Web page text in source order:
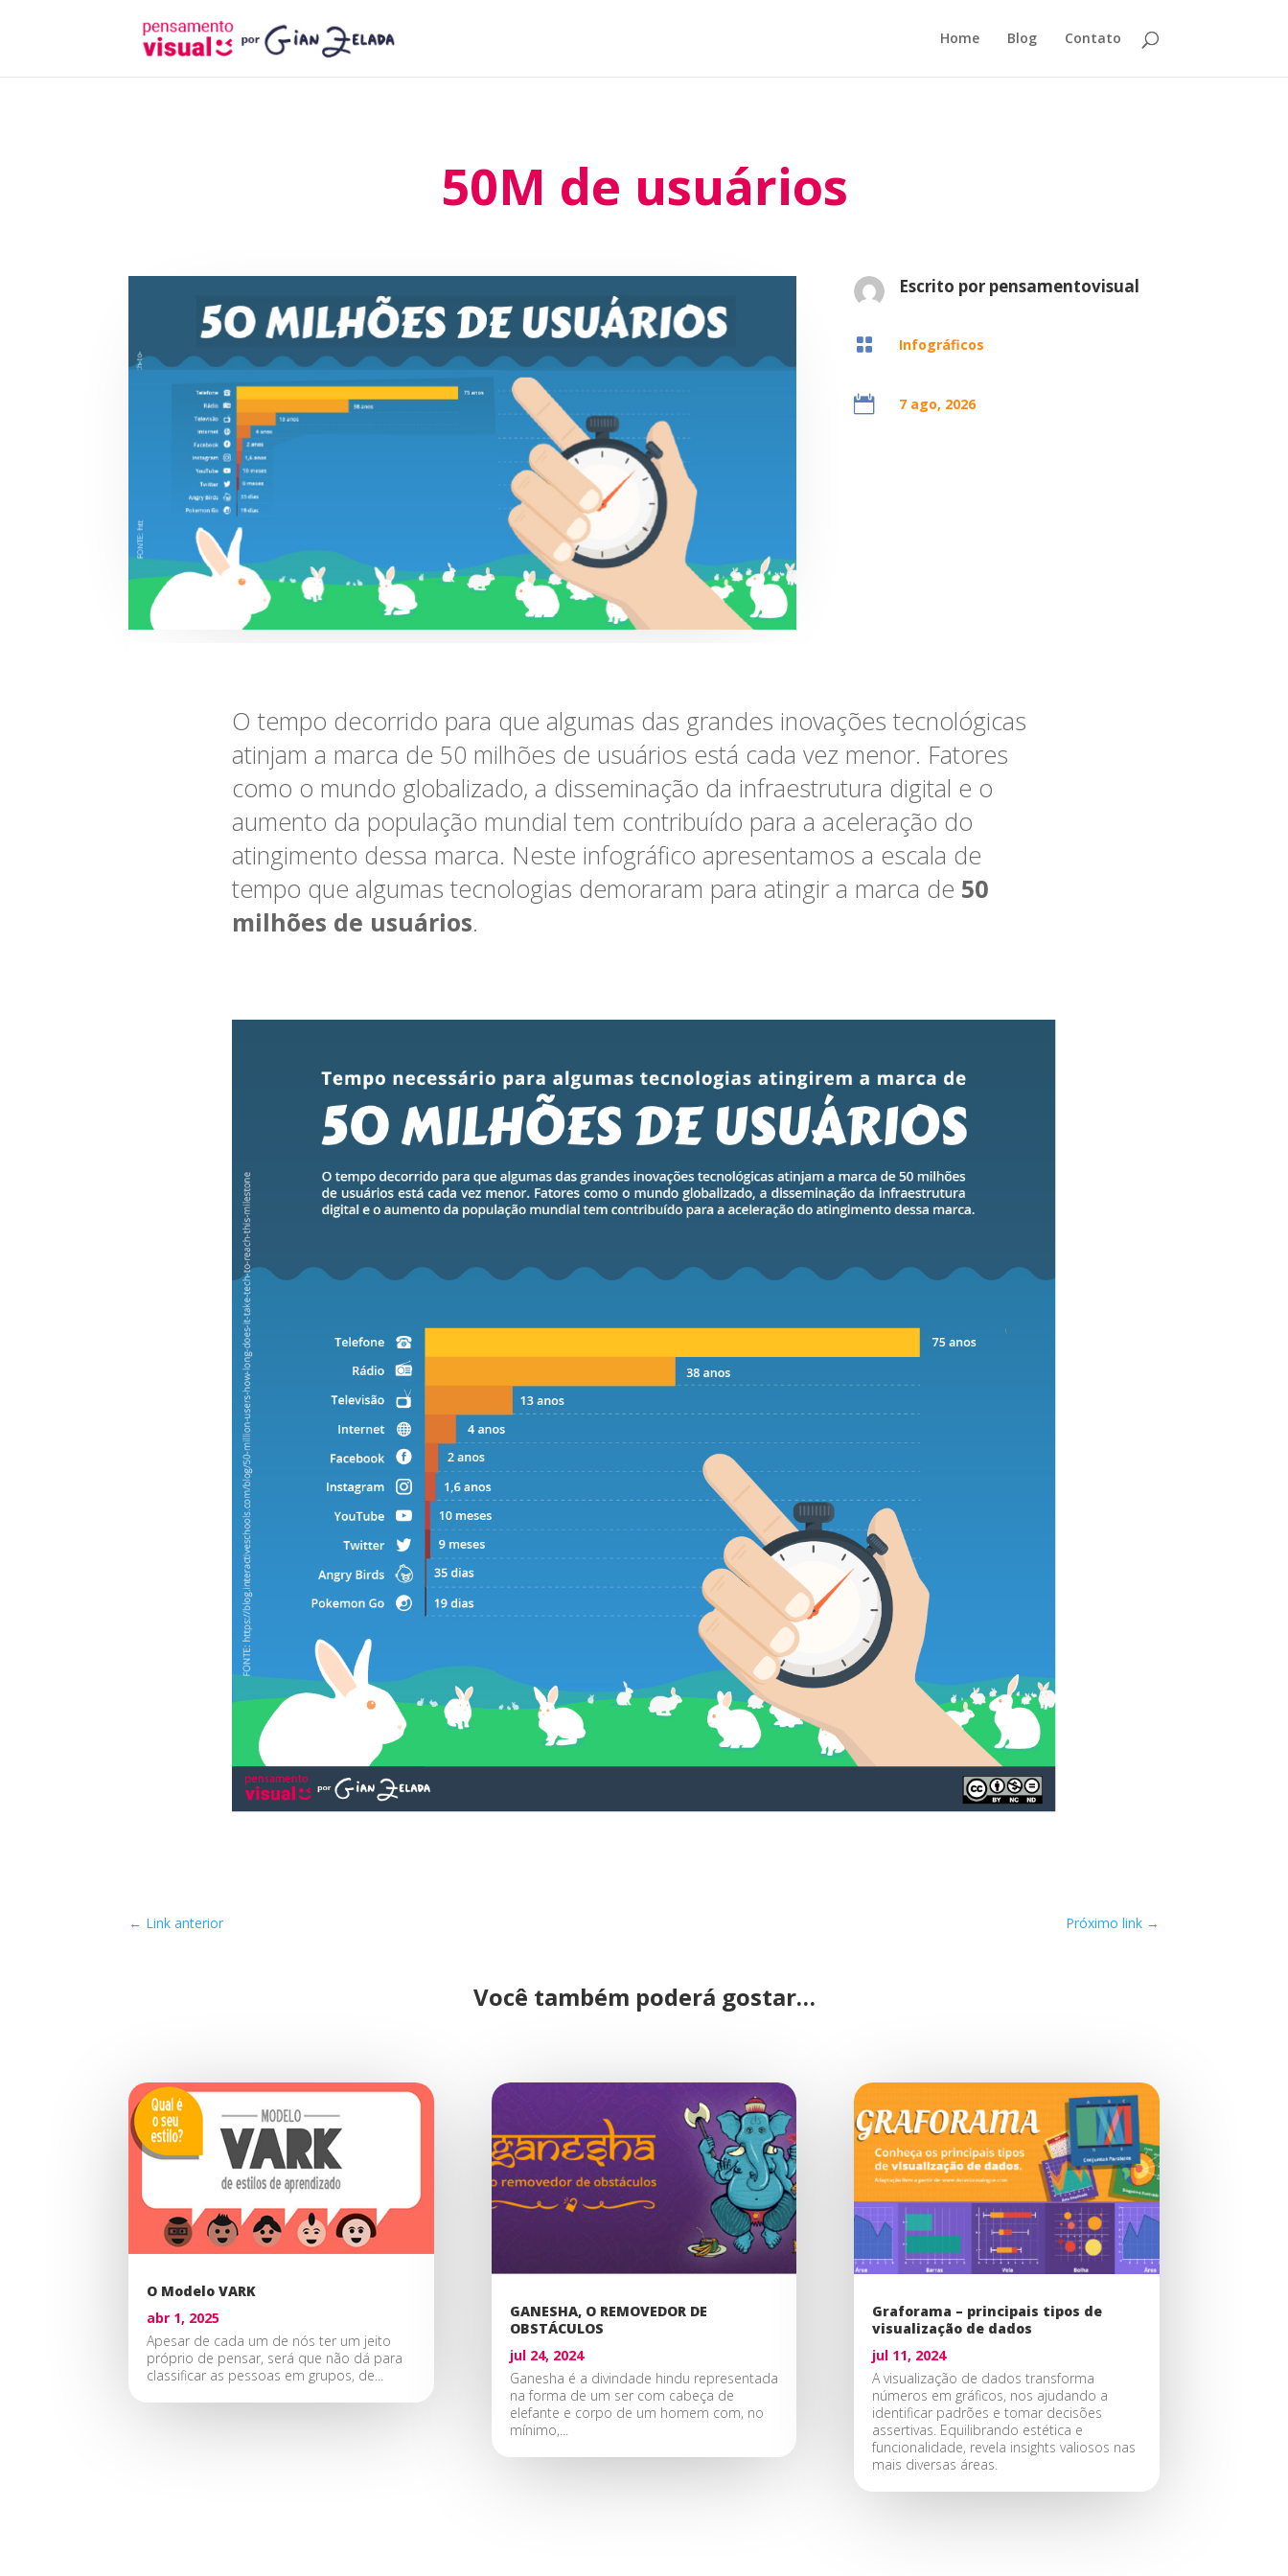
Home Blog Contato
50M de usuários
Escrito por pensamentovisual
 Infográficos
 7 ago, 2026
O tempo decorrido para que algumas das grandes inovações tecnológicas
atinjam a marca de 50 milhões de usuários está cada vez menor. Fatores
como o mundo globalizado, a disseminação da infraestrutura digital e o
aumento da população mundial tem contribuído para a aceleração do
atingimento dessa marca. Neste infográfico apresentamos a escala de
tempo que algumas tecnologias demoraram para atingir a marca de 50
milhões de usuários.
← Link anterior Próximo link→
Você também poderá gostar…
O Modelo VARK
abr 1, 2025
Apesar de cada um de nós ter um jeito
próprio de pensar, será que não dá para
classificar as pessoas em grupos, de...
GANESHA, O REMOVEDOR DE
OBSTÁCULOS
jul 24, 2024
Ganesha é a divindade hindu representada
na forma de um ser com cabeça de
elefante e corpo de um homem com, no
mínimo,...
Graforama – principais tipos de
visualização de dados
jul 11, 2024
A visualização de dados transforma
números em gráficos, nos ajudando a
identificar padrões e tomar decisões
assertivas. Equilibrando estética e
funcionalidade, revela insights valiosos nas
mais diversas áreas.